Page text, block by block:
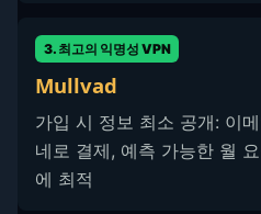
3. 최고의 익명성 VPN
Mullvad
가입 시 정보 최소 공개: 이
네로 결제, 예측 가능한 월
에 최적